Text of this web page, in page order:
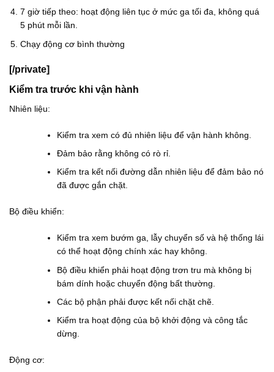
7 giờ tiếp theo: hoạt động liên tục ở mức ga tối đa, không quá
5 phút mỗi lần.
Chạy động cơ bình thường
[/private]
Kiểm tra trước khi vận hành
Nhiên liệu:
Kiểm tra xem có đủ nhiên liệu để vận hành không.
Đảm bảo rằng không có rò rỉ.
Kiểm tra kết nối đường dẫn nhiên liệu để đảm bảo nó
đã được gắn chặt.
Bộ điều khiển:
Kiểm tra xem bướm ga, lẫy chuyển số và hệ thống lái
có thể hoạt động chính xác hay không.
Bộ điều khiển phải hoạt động trơn tru mà không bị
bám dính hoặc chuyển động bất thường.
Các bộ phận phải được kết nối chặt chẽ.
Kiểm tra hoạt động của bộ khởi động và công tắc
dừng.
Động cơ: